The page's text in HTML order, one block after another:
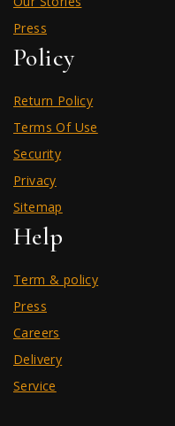
Press
Policy
Return Policy
Terms Of Use
Security
Privacy
Sitemap
Help
Term & policy
Press
Careers
Delivery
Service